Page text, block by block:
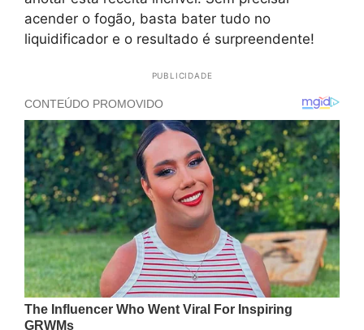
acender o fogão, basta bater tudo no
liquidificador e o resultado é surpreendente!
PUBLICIDADE